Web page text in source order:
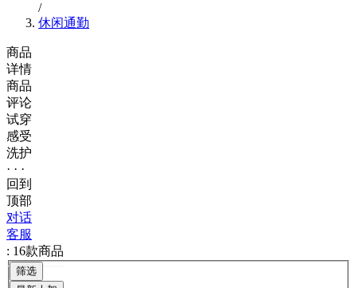
/
休闲通勤
商品
详情
商品
评论
试穿
感受
洗护
· · ·
回到
顶部
对话
客服
: 16款商品
筛选